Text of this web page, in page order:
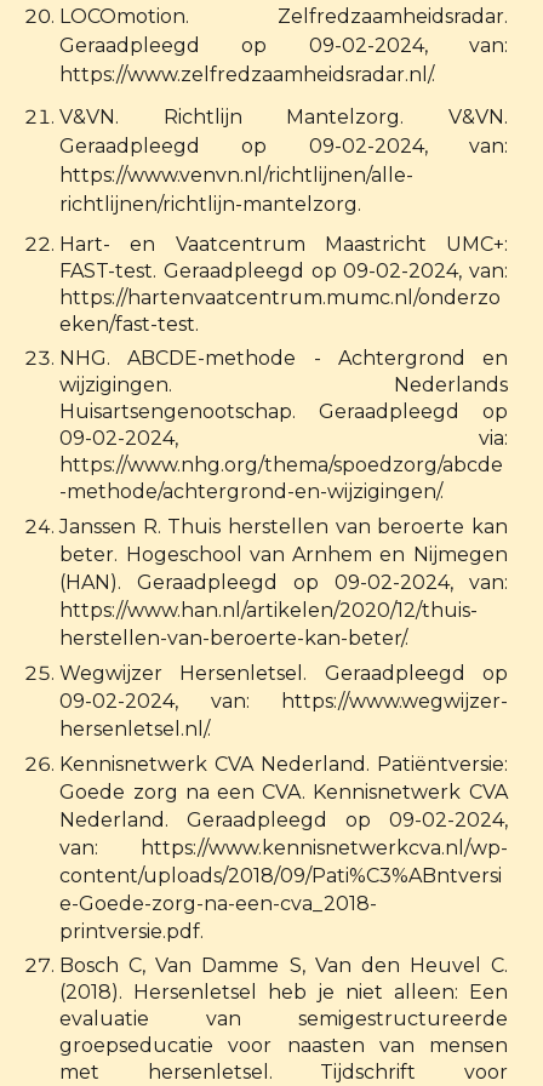
LOCOmotion. Zelfredzaamheidsradar.
Geraadpleegd op 09-02-2024, van:
https://www.zelfredzaamheidsradar.nl/.
V&VN. Richtlijn Mantelzorg. V&VN.
Geraadpleegd op 09-02-2024, van:
https://www.venvn.nl/richtlijnen/alle-
richtlijnen/richtlijn-mantelzorg.
Hart- en Vaatcentrum Maastricht UMC+:
FAST-test. Geraadpleegd op 09-02-2024, van:
https://hartenvaatcentrum.mumc.nl/onderzo
eken/fast-test.
NHG. ABCDE-methode - Achtergrond en
wijzigingen. Nederlands
Huisartsengenootschap. Geraadpleegd op
09-02-2024, via:
https://www.nhg.org/thema/spoedzorg/abcde
-methode/achtergrond-en-wijzigingen/.
Janssen R. Thuis herstellen van beroerte kan
beter. Hogeschool van Arnhem en Nijmegen
(HAN). Geraadpleegd op 09-02-2024, van:
https://www.han.nl/artikelen/2020/12/thuis-
herstellen-van-beroerte-kan-beter/.
Wegwijzer Hersenletsel. Geraadpleegd op
09-02-2024, van: https://www.wegwijzer-
hersenletsel.nl/.
Kennisnetwerk CVA Nederland. Patiëntversie:
Goede zorg na een CVA. Kennisnetwerk CVA
Nederland. Geraadpleegd op 09-02-2024,
van: https://www.kennisnetwerkcva.nl/wp-
content/uploads/2018/09/Pati%C3%ABntversi
e-Goede-zorg-na-een-cva_2018-
printversie.pdf.
Bosch C, Van Damme S, Van den Heuvel C.
(2018). Hersenletsel heb je niet alleen: Een
evaluatie van semigestructureerde
groepseducatie voor naasten van mensen
met hersenletsel. Tijdschrift voor